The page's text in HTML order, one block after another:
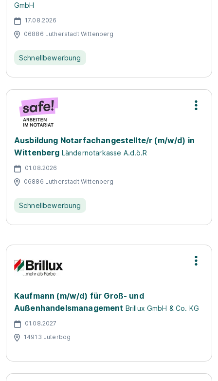
GmbH
17.08.2026
06886 Lutherstadt Wittenberg
Schnellbewerbung
Ausbildung Notarfachangestellte/r (m/w/d) in
Wittenberg Ländernotarkasse A.d.ö.R
01.08.2026
06886 Lutherstadt Wittenberg
Schnellbewerbung
Kaufmann (m/w/d) für Groß- und
Außenhandelsmanagement Brillux GmbH & Co. KG
01.08.2027
14913 Jüterbog